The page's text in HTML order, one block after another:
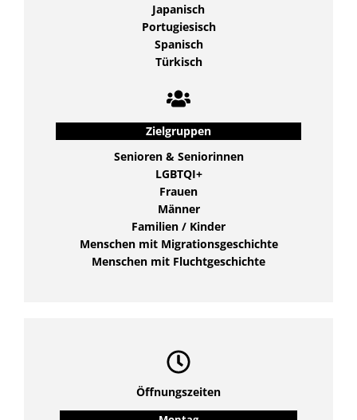
Japanisch
Portugiesisch
Spanisch
Türkisch
Zielgruppen
Senioren & Seniorinnen
LGBTQI+
Frauen
Männer
Familien / Kinder
Menschen mit Migrationsgeschichte
Menschen mit Fluchtgeschichte
Öffnungszeiten